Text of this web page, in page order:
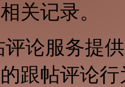
关记录。
论服务提
跟帖评论